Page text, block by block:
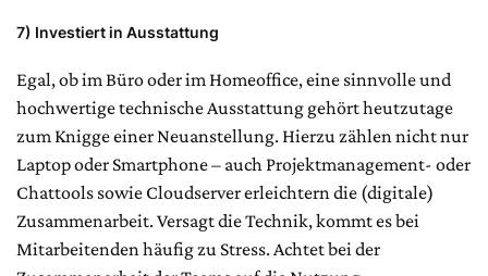
7) Investiert in Ausstattung
Egal, ob im Büro oder im Homeoffice, eine sinnvolle und
hochwertige technische Ausstattung gehört heutzutage
zum Knigge einer Neuanstellung. Hierzu zählen nicht nur
Laptop oder Smartphone – auch Projektmanagement- oder
Chattools sowie Cloudserver erleichtern die (digitale)
Zusammenarbeit. Versagt die Technik, kommt es bei
Mitarbeitenden häufig zu Stress. Achtet bei der